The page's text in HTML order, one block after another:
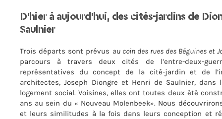
D’hier à aujourd’hui, des cités-jardins de
Saulnier
Trois départs sont prévus au coin des rues des Béguines et
parcours à travers deux cités de l’entre-deux-
représentatives du concept de la cité-jardin et de
architectes, Joseph Diongre et Henri de Saulnier, dans
logement social. Voisines, elles ont toutes deux été
ans au sein du « Nouveau Molenbeek». Nous
et leurs similitudes à la fois dans leurs conception et